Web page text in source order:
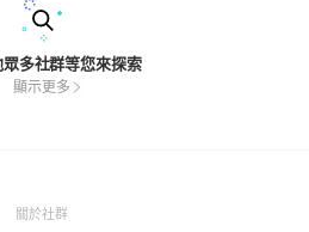
多社群等您來探索
顯示更多
關於社群(Open